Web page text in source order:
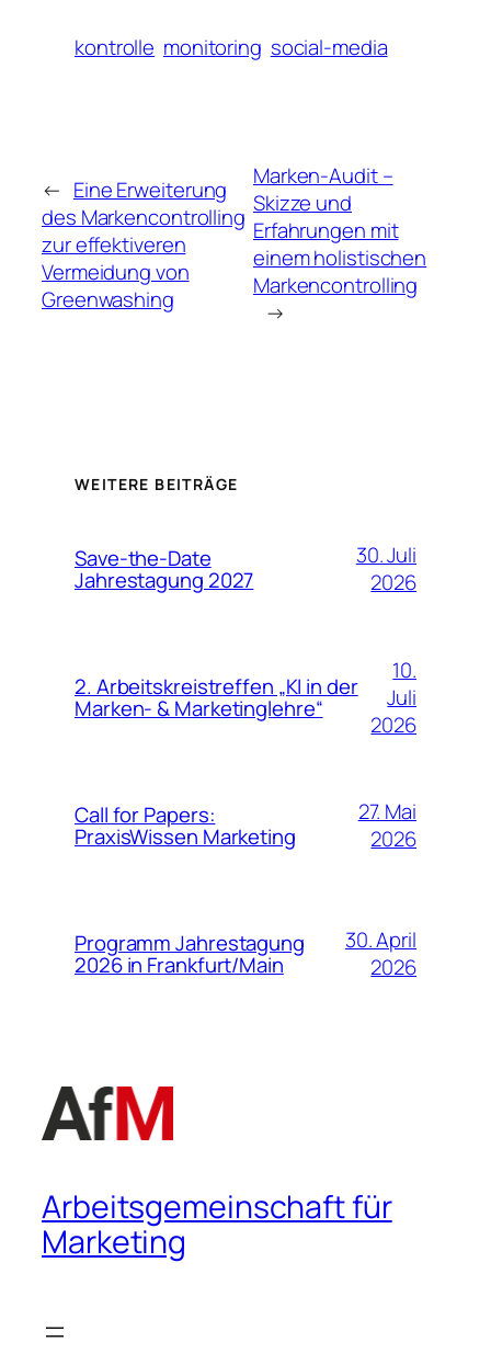
kontrolle monitoring social-media
← Eine Erweiterung
des Markencontrolling
zur effektiveren
Vermeidung von
Greenwashing
Marken-Audit –
Skizze und
Erfahrungen mit
einem holistischen
Markencontrolling
→
WEITERE BEITRÄGE
Save-the-Date
Jahrestagung 2027
30. Juli
2026
2. Arbeitskreistreffen „KI in der
Marken- & Marketinglehre“
10.
Juli
2026
Call for Papers:
PraxisWissen Marketing
27. Mai
2026
Programm Jahrestagung
2026 in Frankfurt/Main
30. April
2026
Arbeitsgemeinschaft für
Marketing